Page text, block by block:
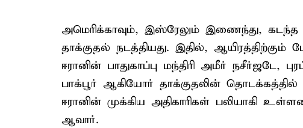
அமெரிக்காவும், இஸ்ரேலும் இணைந்து, கடந்த
தாக்குதல் நடத்தியது. இதில், ஆயிரத்திற்கும்
ஈரானின் பாதுகாப்பு மந்திரி அமீர் நசீர்ஜடே,
பாக்பூர் ஆகியோர் தாக்குதலின்
ஈரானின் முக்கிய அதிகாரிகள் பலியாகி
ஆவார்.